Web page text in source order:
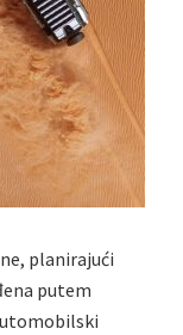
planirajući
putem